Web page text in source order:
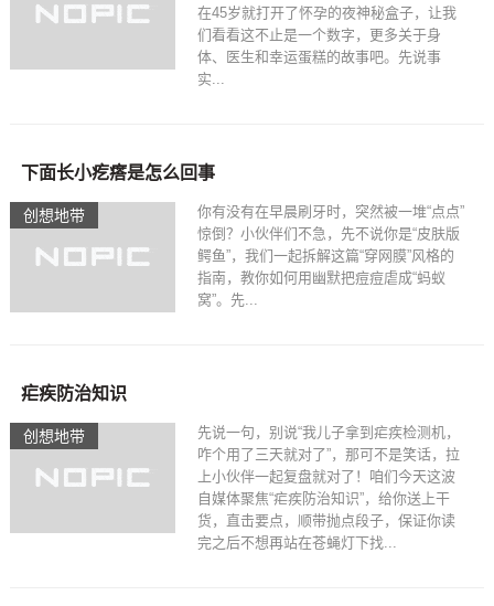
在45岁就打开了怀孕的夜神秘盒子，让我
们看看这不止是一个数字，更多关于身
体、医生和幸运蛋糕的故事吧。先说事
实...
创想地带
下面长小疙瘩是怎么回事
你有没有在早晨刷牙时，突然被一堆“点点”
惊倒？小伙伴们不急，先不说你是“皮肤版
鳄鱼”，我们一起拆解这篇“穿网膜”风格的
指南，教你如何用幽默把痘痘虐成“蚂蚁
窝”。先...
创想地带
疟疾防治知识
先说一句，别说“我儿子拿到疟疾检测机，
咋个用了三天就对了”，那可不是笑话，拉
上小伙伴一起复盘就对了！咱们今天这波
自媒体聚焦“疟疾防治知识”，给你送上干
货，直击要点，顺带抛点段子，保证你读
完之后不想再站在苍蝇灯下找...